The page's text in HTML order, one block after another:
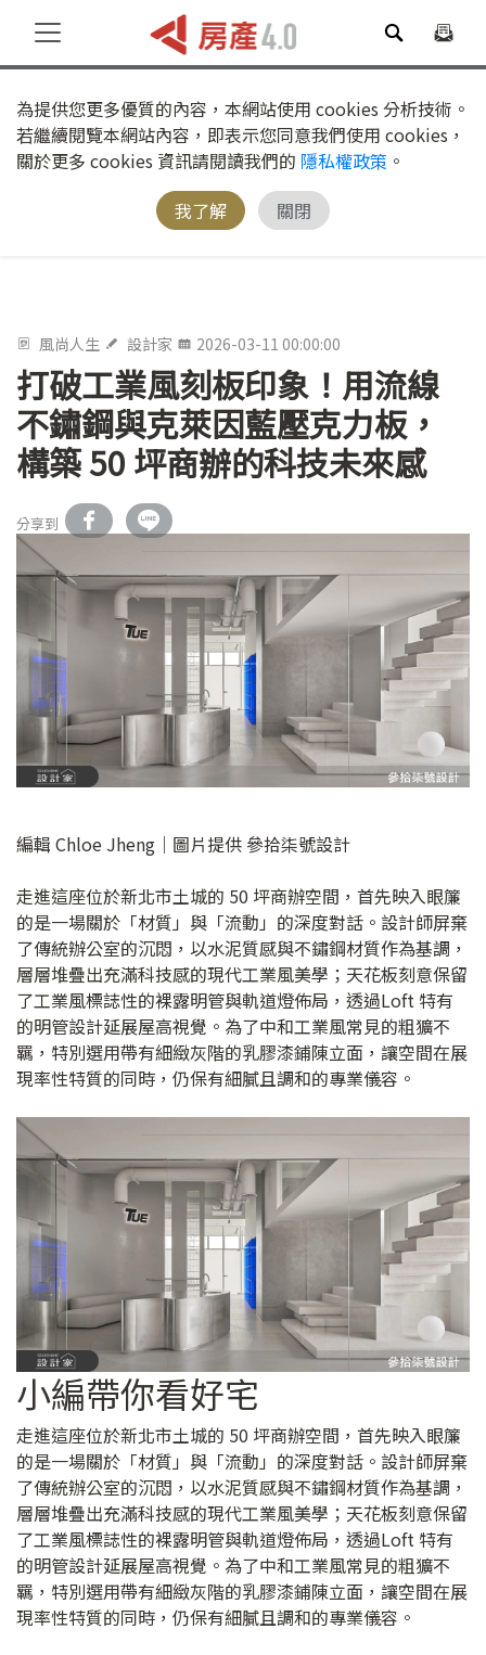
為提供您更多優質的內容，本網站使用 cookies 分析技術。
若繼續閱覽本網站內容，即表示您同意我們使用 cookies，
關於更多 cookies 資訊請閱讀我們的 隱私權政策 。
我了解
關閉
風尚人生 設計家 2026-03-11 00:00:00
打破工業風刻板印象！用流線
不鏽鋼與克萊因藍壓克力板，
構築 50 坪商辦的科技未來感
分享到
編輯 Chloe Jheng｜圖片提供 參拾柒號設計
走進這座位於新北市土城的 50 坪商辦空間，首先映入眼簾
的是一場關於「材質」與「流動」的深度對話。設計師屏棄
了傳統辦公室的沉悶，以水泥質感與不鏽鋼材質作為基調，
層層堆疊出充滿科技感的現代工業風美學；天花板刻意保留
了工業風標誌性的裸露明管與軌道燈佈局，透過Loft 特有
的明管設計延展屋高視覺。為了中和工業風常見的粗獷不
羈，特別選用帶有細緻灰階的乳膠漆鋪陳立面，讓空間在展
現率性特質的同時，仍保有細膩且調和的專業儀容。
小編帶你看好宅
走進這座位於新北市土城的 50 坪商辦空間，首先映入眼簾
的是一場關於「材質」與「流動」的深度對話。設計師屏棄
了傳統辦公室的沉悶，以水泥質感與不鏽鋼材質作為基調，
層層堆疊出充滿科技感的現代工業風美學；天花板刻意保留
了工業風標誌性的裸露明管與軌道燈佈局，透過Loft 特有
的明管設計延展屋高視覺。為了中和工業風常見的粗獷不
羈，特別選用帶有細緻灰階的乳膠漆鋪陳立面，讓空間在展
現率性特質的同時，仍保有細膩且調和的專業儀容。